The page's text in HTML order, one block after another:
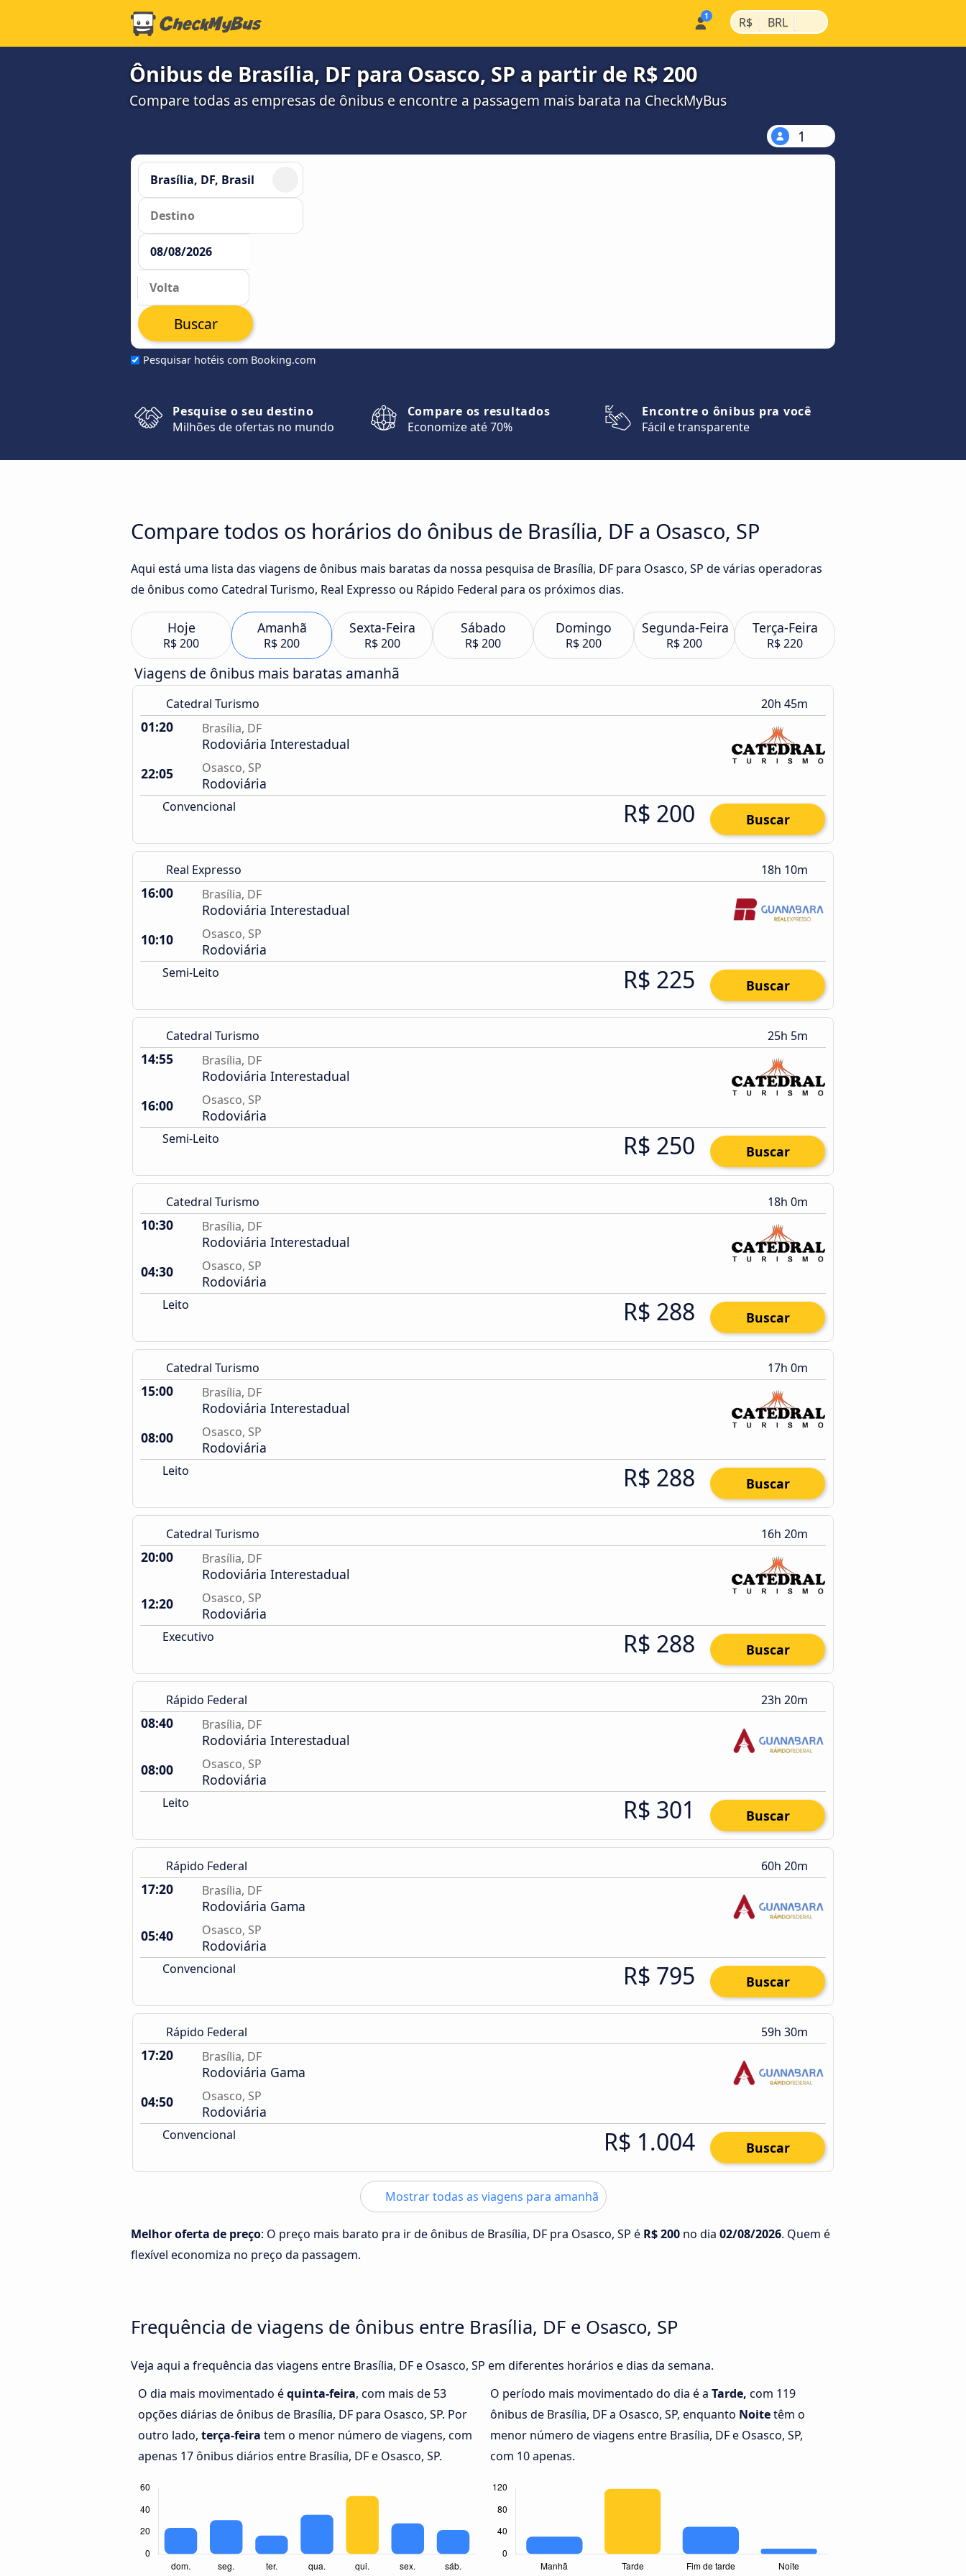
R$ | BRL |
Ônibus de Brasília, DF para Osasco, SP a partir de R$ 200
Compare todas as empresas de ônibus e encontre a passagem mais barata na CheckMyBus
1
Pesquisar hotéis com Booking.com
Buscar
Pesquise o seu destino
Milhões de ofertas no mundo
Compare os resultados
Economize até 70%
Encontre o ônibus pra você
Fácil e transparente
Compare todos os horários do ônibus de Brasília, DF a Osasco, SP
Aqui está uma lista das viagens de ônibus mais baratas da nossa pesquisa de Brasília, DF para Osasco, SP de várias operadoras
de ônibus como Catedral Turismo, Real Expresso ou Rápido Federal para os próximos dias.
Hoje
R$ 200
Amanhã
R$ 200
Sexta-Feira
R$ 200
Sábado
R$ 200
Domingo
R$ 200
Segunda-Feira
R$ 200
Terça-Feira
R$ 220
Viagens de ônibus mais baratas amanhã
Catedral Turismo 20h 45m
01:20 Brasília, DF
Rodoviária Interestadual
22:05
Osasco, SP
Rodoviária
Convencional R$ 200 Buscar
Real Expresso 18h 10m
16:00 Brasília, DF
Rodoviária Interestadual
10:10
Osasco, SP
Rodoviária
Semi-Leito R$ 225 Buscar
Catedral Turismo 25h 5m
14:55 Brasília, DF
Rodoviária Interestadual
16:00
Osasco, SP
Rodoviária
Semi-Leito R$ 250 Buscar
Catedral Turismo 18h 0m
10:30 Brasília, DF
Rodoviária Interestadual
04:30
Osasco, SP
Rodoviária
Leito R$ 288 Buscar
Catedral Turismo 17h 0m
15:00 Brasília, DF
Rodoviária Interestadual
08:00
Osasco, SP
Rodoviária
Leito R$ 288 Buscar
Catedral Turismo 16h 20m
20:00 Brasília, DF
Rodoviária Interestadual
12:20
Osasco, SP
Rodoviária
Executivo R$ 288 Buscar
Rápido Federal 23h 20m
08:40 Brasília, DF
Rodoviária Interestadual
08:00
Osasco, SP
Rodoviária
Leito R$ 301 Buscar
Rápido Federal 60h 20m
17:20 Brasília, DF
Rodoviária Gama
05:40
Osasco, SP
Rodoviária
Convencional R$ 795 Buscar
Rápido Federal 59h 30m
17:20 Brasília, DF
Rodoviária Gama
04:50
Osasco, SP
Rodoviária
Convencional R$ 1.004 Buscar
Mostrar todas as viagens para amanhã
Melhor oferta de preço: O preço mais barato pra ir de ônibus de Brasília, DF pra Osasco, SP é R$ 200 no dia 02/08/2026. Quem é
flexível economiza no preço da passagem.
Frequência de viagens de ônibus entre Brasília, DF e Osasco, SP
Veja aqui a frequência das viagens entre Brasília, DF e Osasco, SP em diferentes horários e dias da semana.
O dia mais movimentado équinta-feira, com mais de 53
opções diárias de ônibus de Brasília, DF para Osasco, SP. Por
outro lado, terça-feira tem o menor número de viagens, com
apenas 17 ônibus diários entre Brasília, DF e Osasco, SP.
O período mais movimentado do dia é a Tarde, com 119
ônibus de Brasília, DF a Osasco, SP, enquanto Noitetêm o
menor número de viagens entre Brasília, DF e Osasco, SP,
com 10 apenas.